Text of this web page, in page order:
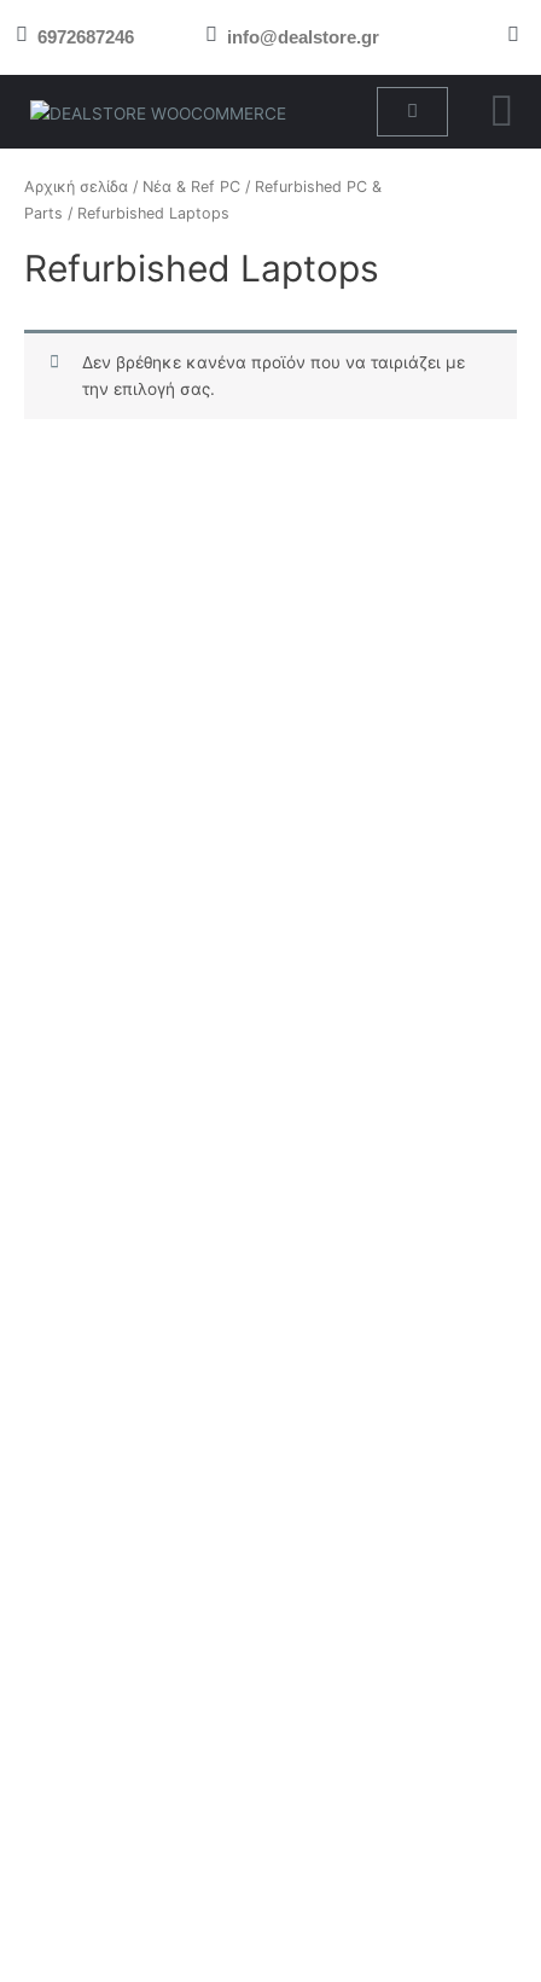
στο 6972687246 info@dealstore.gr
Cart
Αρχική σελίδα / Νέα & Ref PC / Refurbished PC &
Parts / Refurbished Laptops
Refurbished Laptops
Δεν βρέθηκε κανένα προϊόν που να ταιριάζει με
την επιλογή σας.